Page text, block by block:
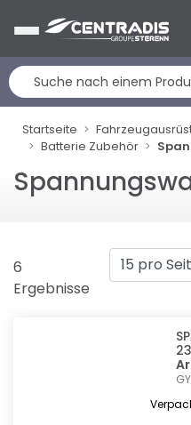
Startseite
Batterie Zubehör
6
Ergebnisse